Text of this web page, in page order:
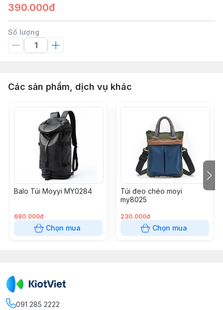
390.000đ
Số lượng
Các sản phẩm, dịch vụ khác
Balo Túi Moyyi MY0284
680.000đ
Chọn mua
Túi đeo chéo moyi
my8025
230.000đ
Chọn mua
091 285 2222